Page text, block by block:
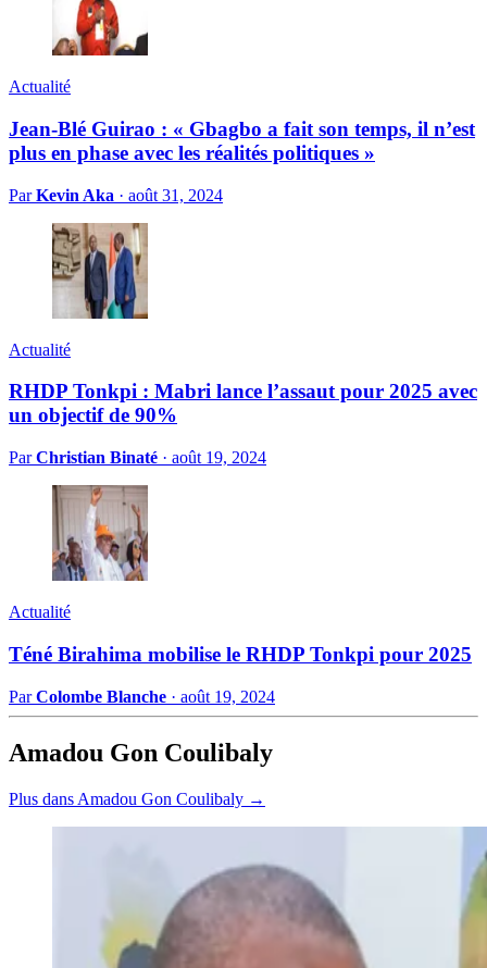
Actualité
Jean-Blé Guirao : « Gbagbo a fait son temps, il n’est
plus en phase avec les réalités politiques »
ParKevin Aka · août 31, 2024
Actualité
RHDP Tonkpi : Mabri lance l’assaut pour 2025 avec
un objectif de 90%
ParChristian Binaté · août 19, 2024
Actualité
Téné Birahima mobilise le RHDP Tonkpi pour 2025
ParColombe Blanche · août 19, 2024
Amadou Gon Coulibaly
Plus dans Amadou Gon Coulibaly →